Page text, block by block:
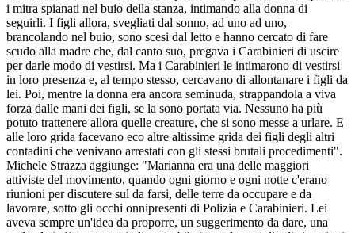
i mitra spianati nel buio della stanza, intimando alla donna di
seguirli. I figli allora, svegliati dal sonno, ad uno ad uno,
brancolando nel buio, sono scesi dal letto e hanno cercato di fare
scudo alla madre che, dal canto suo, pregava i Carabinieri di uscire
per darle modo di vestirsi. Ma i Carabinieri le intimarono di vestirsi
in loro presenza e, al tempo stesso, cercavano di allontanare i figli da
lei. Poi, mentre la donna era ancora seminuda, strappandola a viva
forza dalle mani dei figli, se la sono portata via. Nessuno ha più
potuto trattenere allora quelle creature, che si sono messe a urlare. E
alle loro grida facevano eco altre altissime grida dei figli degli altri
contadini che venivano arrestati con gli stessi brutali procedimenti".
Michele Strazza aggiunge: "Marianna era una delle maggiori
attiviste del movimento, quando ogni giorno e ogni notte c'erano
riunioni per discutere sul da farsi, delle terre da occupare e da
lavorare, sotto gli occhi onnipresenti di Polizia e Carabinieri. Lei
aveva sempre un'idea da proporre, un suggerimento da dare, una